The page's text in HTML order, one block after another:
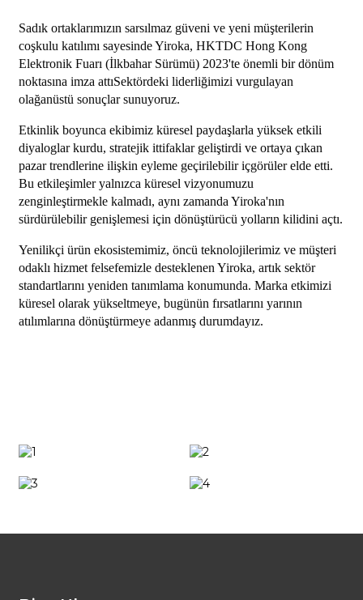
Sadık ortaklarımızın sarsılmaz güveni ve yeni müşterilerin
coşkulu katılımı sayesinde Yiroka, HKTDC Hong Kong
Elektronik Fuarı (İlkbahar Sürümü) 2023'te önemli bir dönüm
noktasına imza attıSektördeki liderliğimizi vurgulayan
olağanüstü sonuçlar sunuyoruz.
Etkinlik boyunca ekibimiz küresel paydaşlarla yüksek etkili
diyaloglar kurdu, stratejik ittifaklar geliştirdi ve ortaya çıkan
pazar trendlerine ilişkin eyleme geçirilebilir içgörüler elde etti.
Bu etkileşimler yalnızca küresel vizyonumuzu
zenginleştirmekle kalmadı, aynı zamanda Yiroka'nın
sürdürülebilir genişlemesi için dönüştürücü yolların kilidini açtı.
Yenilikçi ürün ekosistemimiz, öncü teknolojilerimiz ve müşteri
odaklı hizmet felsefemizle desteklenen Yiroka, artık sektör
standartlarını yeniden tanımlama konumunda. Marka etkimizi
küresel olarak yükseltmeye, bugünün fırsatlarını yarının
atılımlarına dönüştürmeye adanmış durumdayız.